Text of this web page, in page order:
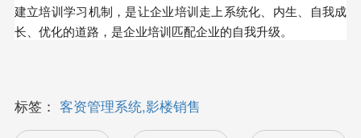
建立培训学习机制，是让企业培训走上系统化、内生、自我成
长、优化的道路，是企业培训匹配企业的自我升级。
标签： 客资管理系统,影楼销售